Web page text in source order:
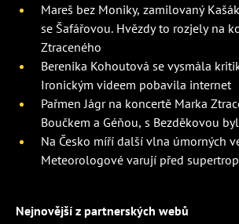
Mareš bez Moniky, zamilovaný
se Šafářovou. Hvězdy to rozjely na
Ztraceného
Berenika Kohoutová se vysmála
Ironickým videem pobavila internet
Pařmen Jágr na koncertě Marka
Boučkem a Géňou, s Bezděkovou
Na Česko míří další vlna úmorných
Meteorologové varují před
Nejnovější z partnerských webů